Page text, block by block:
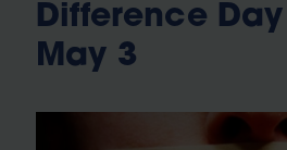
Difference
May 3